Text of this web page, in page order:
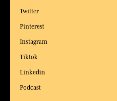
Twitter
Pinterest
Instagram
Tiktok
Linkedin
Podcast